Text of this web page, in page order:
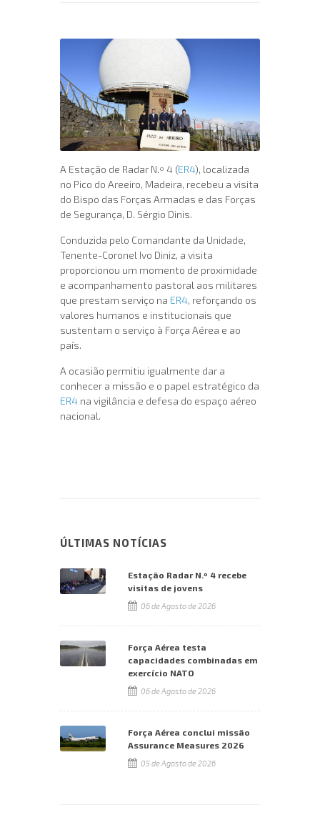
A Estação de Radar N.º 4 (ER4), localizada
no Pico do Areeiro, Madeira, recebeu a visita
do Bispo das Forças Armadas e das Forças
de Segurança, D. Sérgio Dinis.
Conduzida pelo Comandante da Unidade,
Tenente-Coronel Ivo Diniz, a visita
proporcionou um momento de proximidade
e acompanhamento pastoral aos militares
que prestam serviço na ER4, reforçando os
valores humanos e institucionais que
sustentam o serviço à Força Aérea e ao
país.
A ocasião permitiu igualmente dar a
conhecer a missão e o papel estratégico da
ER4 na vigilância e defesa do espaço aéreo
nacional.
ÚLTIMAS NOTÍCIAS
Estação Radar N.º 4 recebe
visitas de jovens
06 de Agosto de 2026
Força Aérea testa
capacidades combinadas em
exercício NATO
06 de Agosto de 2026
Força Aérea conclui missão
Assurance Measures 2026
05 de Agosto de 2026